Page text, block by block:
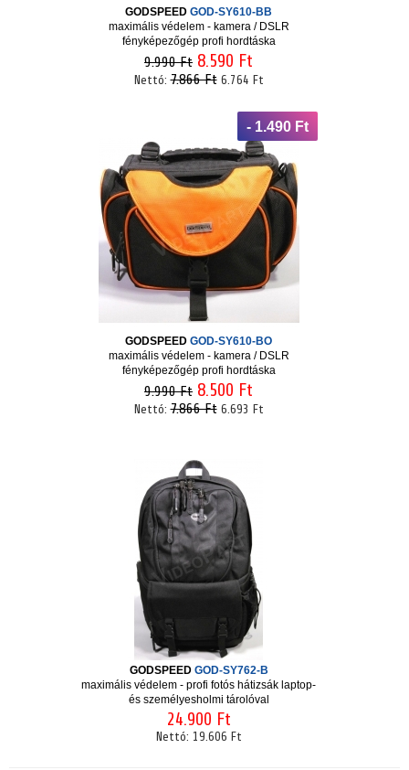
GODSPEED GOD-SY610-BB
maximális védelem - kamera / DSLR
fényképezőgép profi hordtáska
9.990 Ft 8.590 Ft
Nettó:7.866 Ft 6.764 Ft
- 1.490 Ft
GODSPEED GOD-SY610-BO
maximális védelem - kamera / DSLR
fényképezőgép profi hordtáska
9.990 Ft 8.500 Ft
Nettó:7.866 Ft 6.693 Ft
GODSPEED GOD-SY762-B
maximális védelem - profi fotós hátizsák laptop-
és személyesholmi tárolóval
24.900 Ft
Nettó: 19.606 Ft